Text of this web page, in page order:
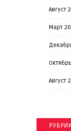
Август
Март
Август